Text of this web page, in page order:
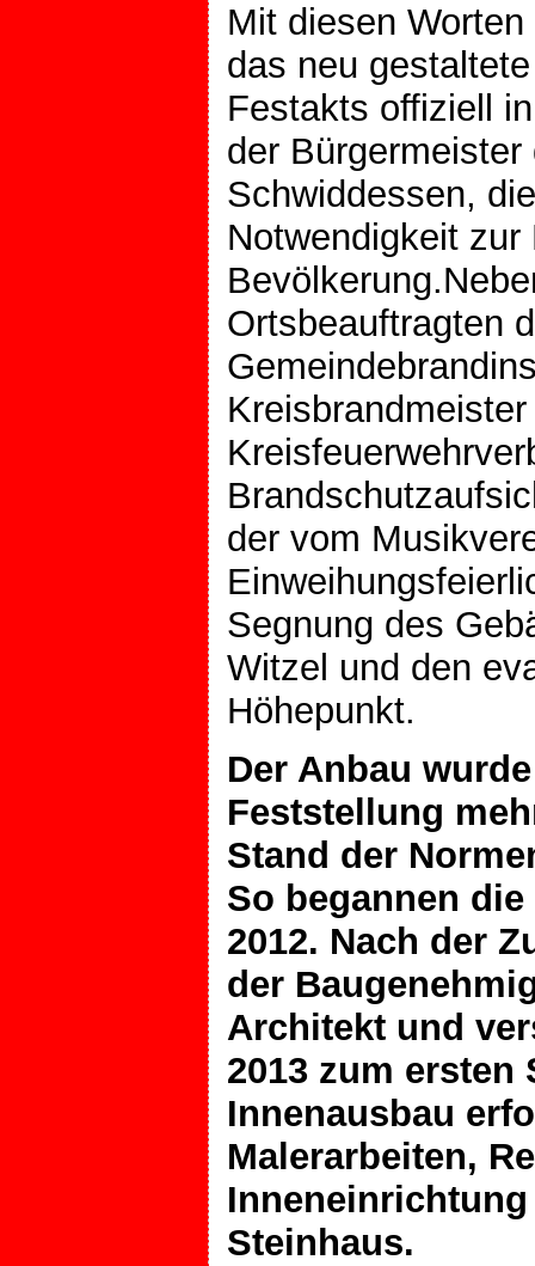
Mit diesen
das neu
Festakts offiziell
der
Schwiddessen,
Notwendigkeit
Ortsbeauftragten
der vom
Segnung des
Witzel und den
Höhepunkt.
Der Anbau
Feststellung
Stand der
So begannen
2012. Nach der
der
Architekt und
2013 zum ersten
Innenausbau
Malerarbeiten,
Steinhaus.